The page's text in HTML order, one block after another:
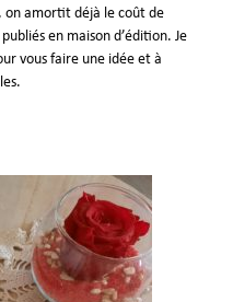
on amortit déjà le coût de
en maison d’édition. Je
vous faire une idée et à